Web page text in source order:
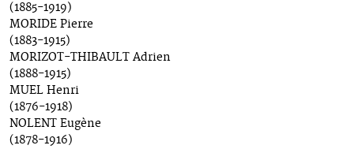
(1885-1919)
MORIDE Pierre
(1883-1915)
MORIZOT-THIBAULT Adrien
(1888-1915)
MUEL Henri
(1876-1918)
NOLENT Eugène
(1878-1916)